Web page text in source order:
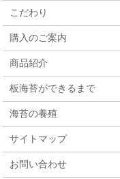
こだわり
購入のご案内
商品紹介
板海苔ができるまで
海苔の養殖
サイトマップ
お問い合わせ